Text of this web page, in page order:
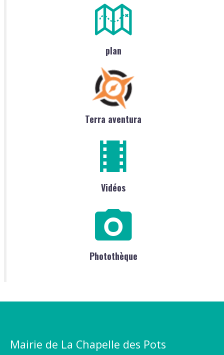
plan
Terra aventura
Vidéos
Photothèque
Mairie de La Chapelle des Pots